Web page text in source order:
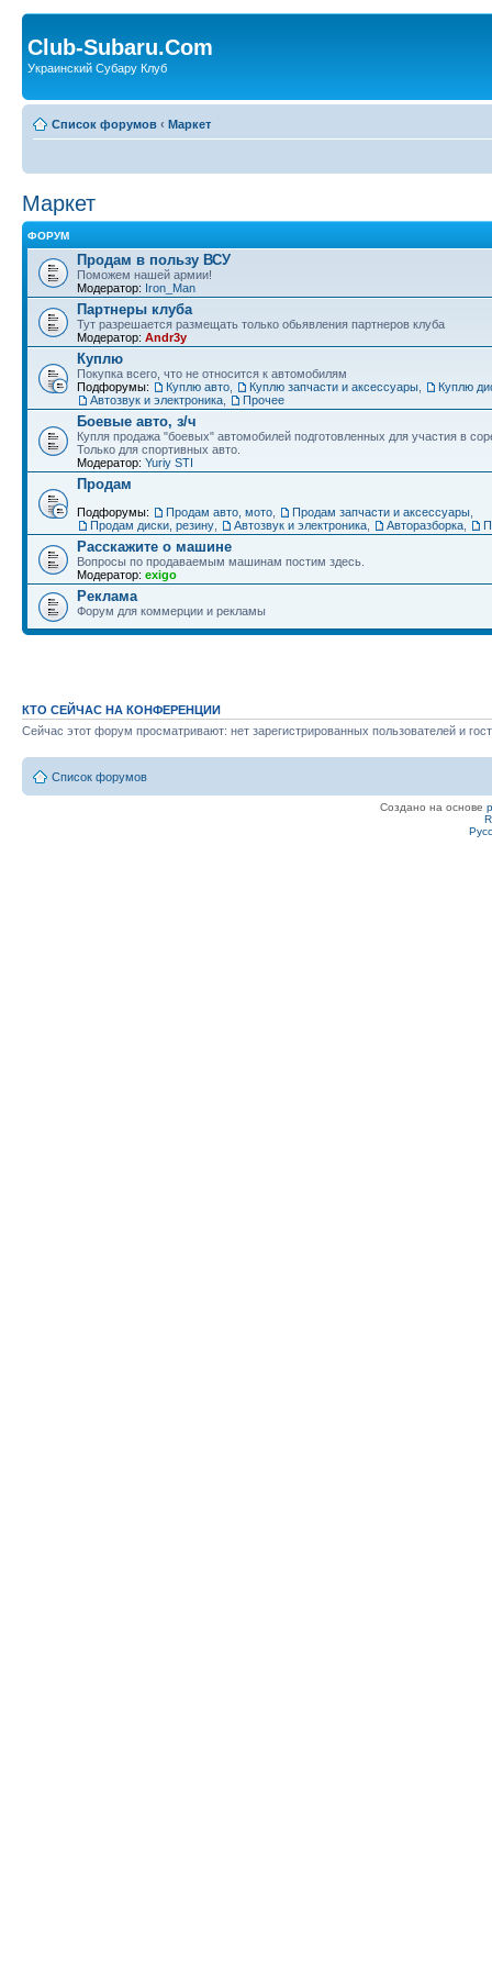
Club-Subaru.Com
Украинский Субару Клуб
Список форумов ‹ Маркет
Маркет
ФОРУМ
Продам в пользу ВСУ
Поможем нашей армии!
Модератор: Iron_Man
Партнеры клуба
Тут разрешается размещать только обьявления партнеров клуба
Модератор: Andr3y
Куплю
Покупка всего, что не относится к автомобилям
Подфорумы:
Куплю авто Куплю запчасти и аксессуары
Куплю
Автозвук и электроника
Прочее
Боевые авто, з/ч
Купля продажа "боевых" автомобилей подготовленных для участия в
Только для спортивных авто.
Модератор: Yuriy STI
Продам
Подфорумы: Продам авто, мото Продам запчасти и аксессуары
Продам диски, резину
Автозвук и электроника Авторазборка
Расскажите о машине
Вопросы по продаваемым машинам постим здесь.
Модератор: exigo
Реклама
Форум для коммерции и рекламы
КТО СЕЙЧАС НА КОНФЕРЕНЦИИ
Сейчас этот форум просматривают: нет зарегистрированных пользователей и
Список форумов
Создано на основе